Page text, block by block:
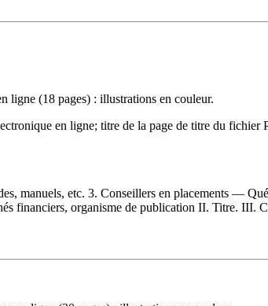
(18 pages) : illustrations en couleur.
en ligne; titre de la page de titre du fichier
manuels, etc. 3. Conseillers en placements —
financiers, organisme de publication II. Titre. III.